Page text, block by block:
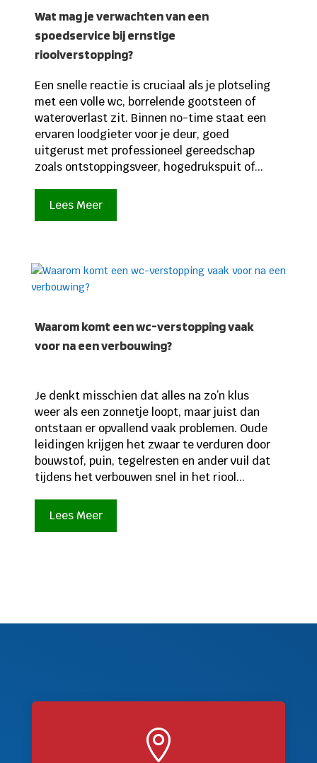
Wat mag je verwachten van een
spoedservice bij ernstige
rioolverstopping?
Een snelle reactie is cruciaal als je plotseling
met een volle wc, borrelende gootsteen of
wateroverlast zit. Binnen no-time staat een
ervaren loodgieter voor je deur, goed
uitgerust met professioneel gereedschap
zoals ontstoppingsveer, hogedrukspuit of...
Lees Meer
Waarom komt een wc-verstopping vaak
voor na een verbouwing?
Je denkt misschien dat alles na zo’n klus
weer als een zonnetje loopt, maar juist dan
ontstaan er opvallend vaak problemen. Oude
leidingen krijgen het zwaar te verduren door
bouwstof, puin, tegelresten en ander vuil dat
tijdens het verbouwen snel in het riool...
Lees Meer
